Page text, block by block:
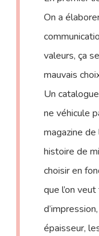
On a
valeurs, ça
mauvais
Un
ne véhicule
magazine de
histoire de
choisir en
que l’on
épaisseur,